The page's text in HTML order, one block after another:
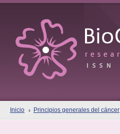
Inicio Principios generales del cáncer